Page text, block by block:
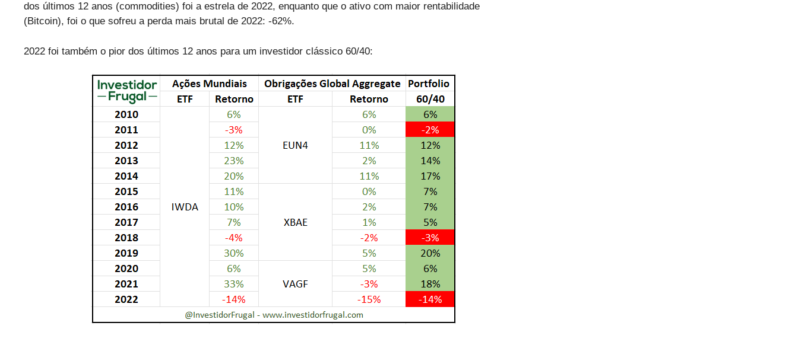
dos últimos 12 anos (commodities) foi a estrela de 2022, enquanto que o ativo com maior rentabilidade
(Bitcoin), foi o que sofreu a perda mais brutal de 2022: -62%.
2022 foi também o pior dos últimos 12 anos para um investidor clássico 60/40: